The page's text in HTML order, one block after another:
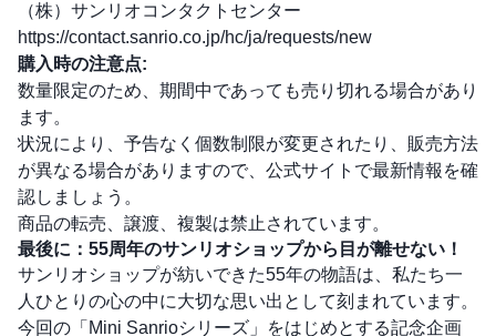
（株）サンリオコンタクトセンター
https://contact.sanrio.co.jp/hc/ja/requests/new
購入時の注意点:
数量限定のため、期間中であっても売り切れる場合があり
ます。
状況により、予告なく個数制限が変更されたり、販売方法
が異なる場合がありますので、公式サイトで最新情報を確
認しましょう。
商品の転売、譲渡、複製は禁止されています。
最後に：55周年のサンリオショップから目が離せない！
サンリオショップが紡いできた55年の物語は、私たち一
人ひとりの心の中に大切な思い出として刻まれています。
今回の「Mini Sanrioシリーズ」をはじめとする記念企画